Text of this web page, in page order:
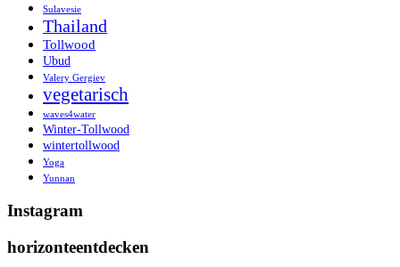
Sulavesie
Thailand
Tollwood
Ubud
Valery Gergiev
vegetarisch
waves4water
Winter-Tollwood
wintertollwood
Yoga
Yunnan
Instagram
horizonteentdecken